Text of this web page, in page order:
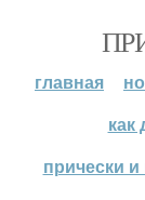
главная
как
прически